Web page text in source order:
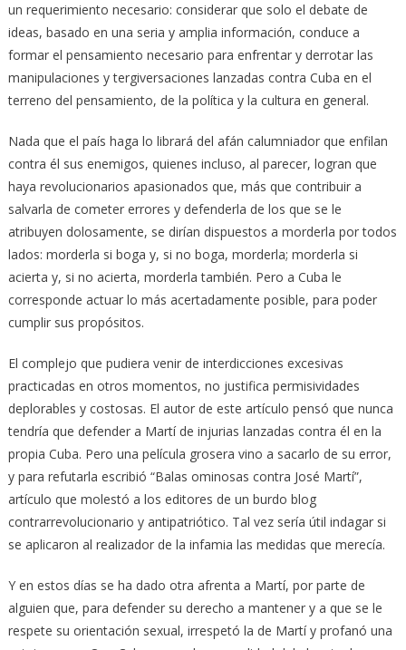
un requerimiento necesario: considerar que solo el debate de
ideas, basado en una seria y amplia información, conduce a
formar el pensamiento necesario para enfrentar y derrotar las
manipulaciones y tergiversaciones lanzadas contra Cuba en el
terreno del pensamiento, de la política y la cultura en general.
Nada que el país haga lo librará del afán calumniador que enfilan
contra él sus enemigos, quienes incluso, al parecer, logran que
haya revolucionarios apasionados que, más que contribuir a
salvarla de cometer errores y defenderla de los que se le
atribuyen dolosamente, se dirían dispuestos a morderla por todos
lados: morderla si boga y, si no boga, morderla; morderla si
acierta y, si no acierta, morderla también. Pero a Cuba le
corresponde actuar lo más acertadamente posible, para poder
cumplir sus propósitos.
El complejo que pudiera venir de interdicciones excesivas
practicadas en otros momentos, no justifica permisividades
deplorables y costosas. El autor de este artículo pensó que nunca
tendría que defender a Martí de injurias lanzadas contra él en la
propia Cuba. Pero una película grosera vino a sacarlo de su error,
y para refutarla escribió “Balas ominosas contra José Martí”,
artículo que molestó a los editores de un burdo blog
contrarrevolucionario y antipatriótico. Tal vez sería útil indagar si
se aplicaron al realizador de la infamia las medidas que merecía.
Y en estos días se ha dado otra afrenta a Martí, por parte de
alguien que, para defender su derecho a mantener y a que se le
respete su orientación sexual, irrespetó la de Martí y profanó una